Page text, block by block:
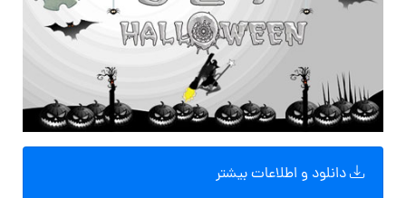
دانلود و اطلاعات بیشتر